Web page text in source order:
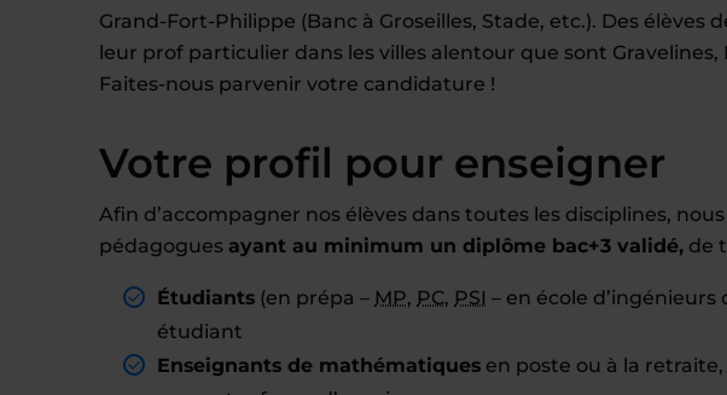
Grand-Fort-Philippe (Banc à Groseilles, Stade, etc.). Des élèves
leur prof particulier dans les villes alentour que sont
Faites-nous parvenir votre candidature !
Votre profil pour enseigner
Afin d’accompagner nos élèves dans toutes les disciplines,
pédagogues ayant au minimum un diplôme bac+3 validé, de
Étudiants (en prépa – MP, PC, PSI – en école
étudiant
Enseignants de mathématiques en poste ou à la